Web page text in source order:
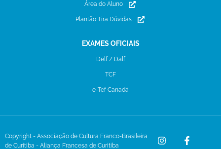
Área do Aluno
Plantão Tira Dúvidas
EXAMES OFICIAIS
Delf / Dalf
TCF
e-Tef Canadá
Copyright - Associação de Cultura Franco-Brasileira
de Curitiba - Aliança Francesa de Curitiba